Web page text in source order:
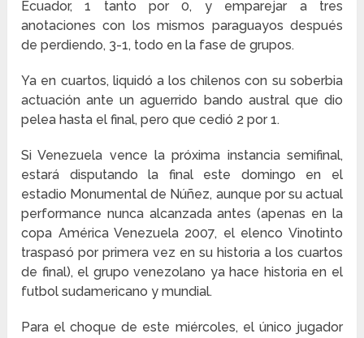
Ecuador, 1 tanto por 0, y emparejar a tres
anotaciones con los mismos paraguayos después
de perdiendo, 3-1, todo en la fase de grupos.
Ya en cuartos, liquidó a los chilenos con su soberbia
actuación ante un aguerrido bando austral que dio
pelea hasta el final, pero que cedió 2 por 1.
Si Venezuela vence la próxima instancia semifinal,
estará disputando la final este domingo en el
estadio Monumental de Núñez, aunque por su actual
performance nunca alcanzada antes (apenas en la
copa América Venezuela 2007, el elenco Vinotinto
traspasó por primera vez en su historia a los cuartos
de final), el grupo venezolano ya hace historia en el
futbol sudamericano y mundial.
Para el choque de este miércoles, el único jugador